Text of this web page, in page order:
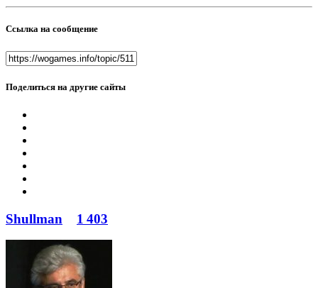
Ссылка на сообщение
Поделиться на другие сайты
Shullman 1 403